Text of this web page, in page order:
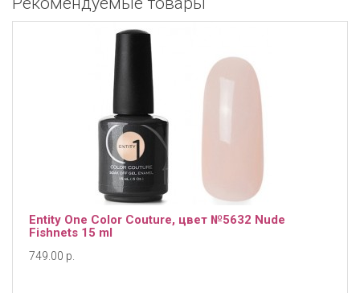
Entity One Color Couture, цвет №5632 Nude
Fishnets 15 ml
749.00 р.